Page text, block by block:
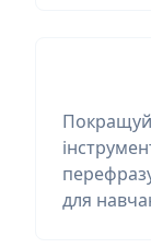
для